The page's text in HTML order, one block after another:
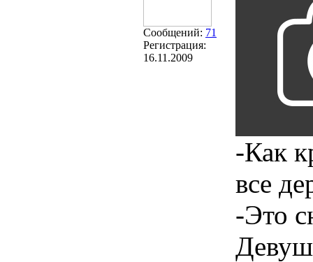
Сообщений: 71
Регистрация:
16.11.2009
-Как
все
-Это